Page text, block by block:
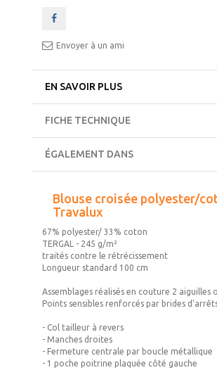
Envoyer à un ami
EN SAVOIR PLUS
FICHE TECHNIQUE
ÉGALEMENT DANS
Blouse croisée polyester/
Travalux
67% polyester/ 33% coton
TERGAL - 245 g/m²
traités contre le rétrécissement
Longueur standard 100 cm
Assemblages réalisés en couture 2 aiguilles
Points sensibles renforcés par brides
- Col tailleur à revers
- Manches droites
- Fermeture centrale par boucle métallique
- 1 poche poitrine plaquée côté gauche